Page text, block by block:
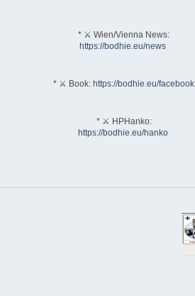
* ⚔ Wien/Vienna News:
https://bodhie.eu/news
* ⚔ Book: https://bodhie.eu/facebook
* ⚔ HPHanko:
https://bodhie.eu/hanko